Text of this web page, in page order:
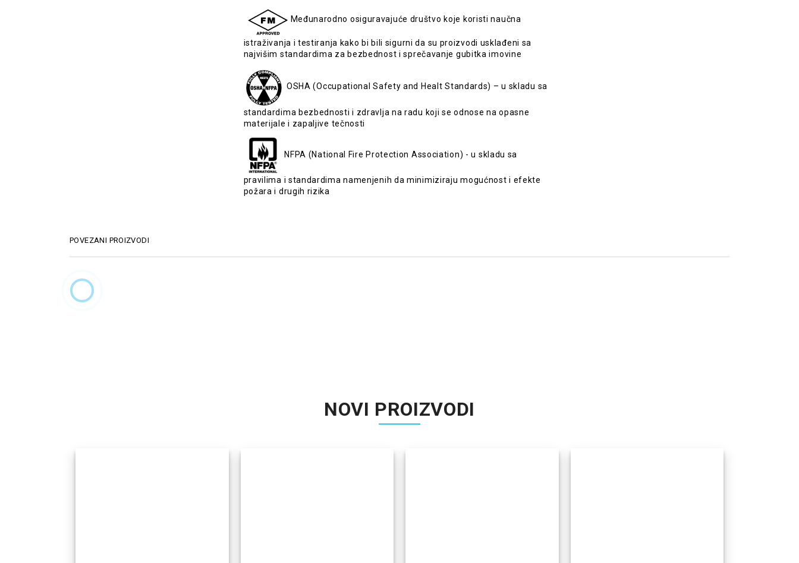
Međunarodno osiguravajuće društvo koje koristi naučna
istraživanja i testiranja kako bi bili sigurni da su proizvodi usklađeni sa
najvišim standardima za bezbednost i sprečavanje gubitka imovine
OSHA (Occupational Safety and Healt Standards) – u skladu sa
standardima bezbednosti i zdravlja na radu koji se odnose na opasne
materijale i zapaljive tečnosti
NFPA (National Fire Protection Association) - u skladu sa
pravilima i standardima namenjenih da minimiziraju mogućnost i efekte
požara i drugih rizika
POVEZANI PROIZVODI
NOVI PROIZVODI